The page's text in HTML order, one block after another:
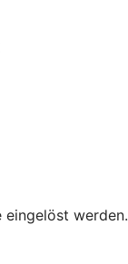
eingelöst werden.